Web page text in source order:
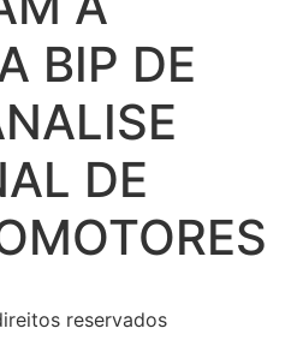
BIP DE
DE
reservados